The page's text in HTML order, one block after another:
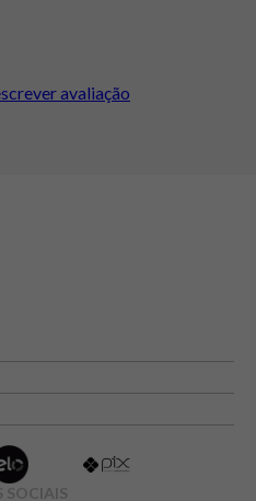
avaliação
SOCIAIS